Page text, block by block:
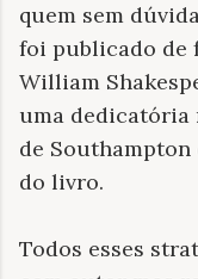
quem sem
foi publicado de
William
uma dedicatória
de Southampton
do livro.
Todos esses